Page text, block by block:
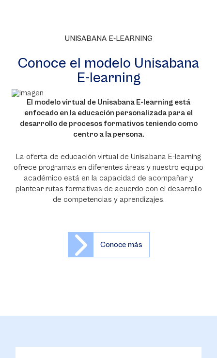
UNISABANA E-LEARNING
Conoce el modelo Unisabana
E-learning
El modelo virtual de Unisabana E-learning está
enfocado en la educación personalizada para el
desarrollo de procesos formativos teniendo como
centro a la persona.
La oferta de educación virtual de Unisabana E-learning
ofrece programas en diferentes áreas y nuestro equipo
académico está en la capacidad de acompañar y
plantear rutas formativas de acuerdo con el desarrollo
de competencias y aprendizajes.
Conoce más